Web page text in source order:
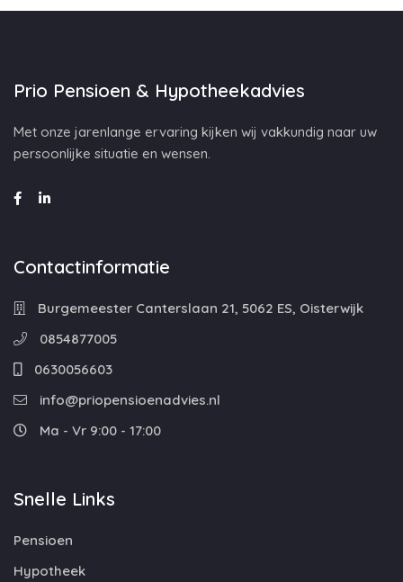
Prio Pensioen & Hypotheekadvies
Met onze jarenlange ervaring kijken wij vakkundig naar uw
persoonlijke situatie en wensen.
Contactinformatie
Burgemeester Canterslaan 21, 5062 ES, Oisterwijk
0854877005
0630056603
info@priopensioenadvies.nl
Ma - Vr 9:00 - 17:00
Snelle Links
Pensioen
Hypotheek